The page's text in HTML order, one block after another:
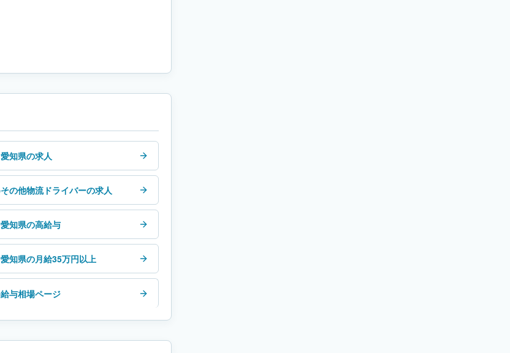
愛知県の求人
その他物流ドライバーの求人
愛知県の高給与
愛知県の月給35万円以上
給与相場ページ